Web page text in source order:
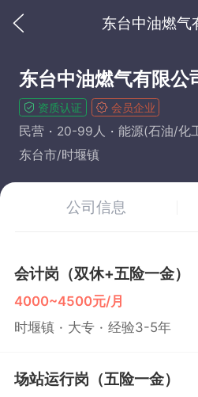
东台中油燃气
东台中油燃气有限公
资质认证 会员企业
民营 20-99人
能源(石油/化
东台市/时堰镇
公司信息
会计岗（双休+五险一金）
4000~4500元/月
时堰镇 大专 经验3-5年
场站运行岗（五险一金）